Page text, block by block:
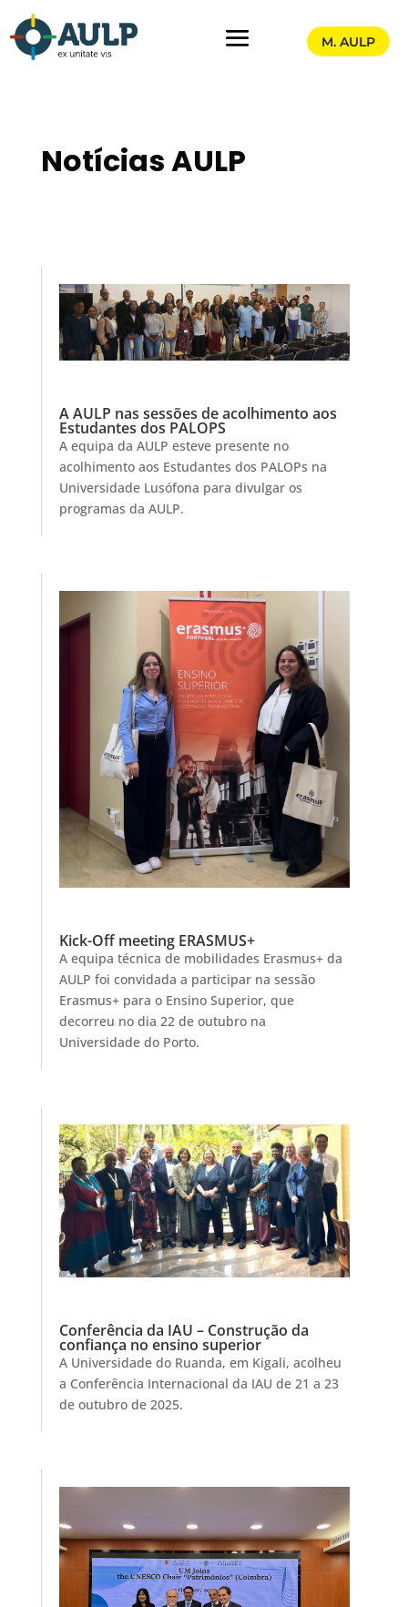
M. AULP
Notícias AULP
A AULP nas sessões de acolhimento aos
Estudantes dos PALOPS
A equipa da AULP esteve presente no
acolhimento aos Estudantes dos PALOPs na
Universidade Lusófona para divulgar os
programas da AULP.
Kick-Off meeting ERASMUS+
A equipa técnica de mobilidades Erasmus+ da
AULP foi convidada a participar na sessão
Erasmus+ para o Ensino Superior, que
decorreu no dia 22 de outubro na
Universidade do Porto.
Conferência da IAU – Construção da
confiança no ensino superior
A Universidade do Ruanda, em Kigali, acolheu
a Conferência Internacional da IAU de 21 a 23
de outubro de 2025.